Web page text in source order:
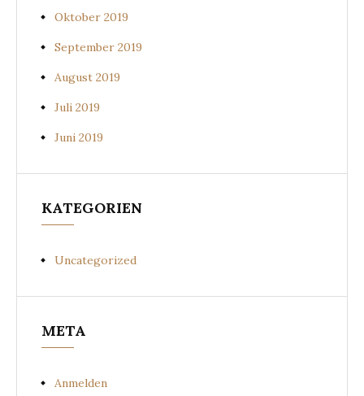
Oktober 2019
September 2019
August 2019
Juli 2019
Juni 2019
KATEGORIEN
Uncategorized
META
Anmelden